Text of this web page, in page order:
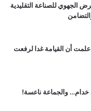
الجهوي للصناعة التقليدية
أن القيامة غدا لرفعت
والجماعة ناعسة!